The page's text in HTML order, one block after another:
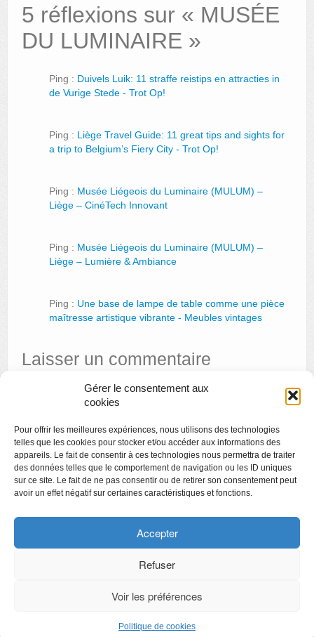
Gérer le consentement aux
cookies
Pour offrir les meilleures expériences, nous utilisons des technologies
telles que les cookies pour stocker et/ou accéder aux informations des
appareils. Le fait de consentir à ces technologies nous permettra de traiter
des données telles que le comportement de navigation ou les ID uniques
sur ce site. Le fait de ne pas consentir ou de retirer son consentement peut
avoir un effet négatif sur certaines caractéristiques et fonctions.
Accepter
Refuser
Voir les préférences
Politique de cookies
5 réflexions sur « MUSÉE
DU LUMINAIRE »
Ping : Duivels Luik: 11 straffe reistips en attracties in
de Vurige Stede - Trot Op!
Ping : Liège Travel Guide: 11 great tips and sights for
a trip to Belgium’s Fiery City - Trot Op!
Ping : Musée Liégeois du Luminaire (MULUM) –
Liège – CinéTech Innovant
Ping : Musée Liégeois du Luminaire (MULUM) –
Liège – Lumière & Ambiance
Ping : Une base de lampe de table comme une pièce
maîtresse artistique vibrante - Meubles vintages
Laisser un commentaire
vous connecterpour publier un commentaire.
Copyright
Politique de confidentialité
Chartes des engagements des opérateurs culturels